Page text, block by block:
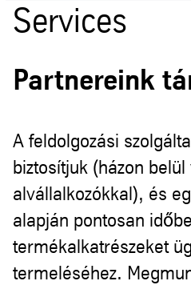
Services
Partnereink
A feldolgozási
biztosítjuk (házon belül
alvállalkozókkal), és
alapján pontosan
termékalkatrészeket
termeléséhez.